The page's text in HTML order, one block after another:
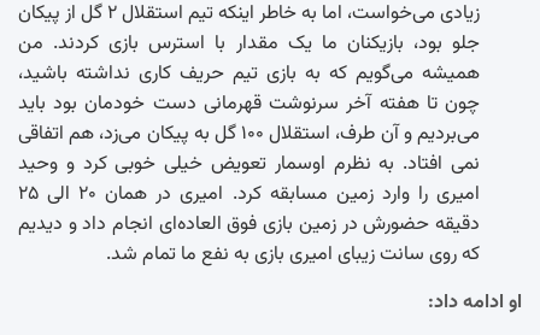
زیادی می‌خواست، اما به خاطر اینکه تیم استقلال ۲ گل از پیکان
جلو بود، بازیکنان ما یک مقدار با استرس بازی کردند. من
همیشه می‌گویم که به بازی تیم حریف کاری نداشته باشید،
چون تا هفته آخر سرنوشت قهرمانی دست خودمان بود باید
می‌بردیم و آن طرف، استقلال ۱۰۰ گل به پیکان می‌زد، هم اتفاقی
نمی افتاد. به نظرم اوسمار تعویض خیلی خوبی کرد و وحید
امیری را وارد زمین مسابقه کرد. امیری در همان ۲۰ الی ۲۵
دقیقه حضورش در زمین بازی فوق العاده‌ای انجام داد و دیدیم
که روی سانت زیبای امیری بازی به نفع ما تمام شد.
او ادامه داد: